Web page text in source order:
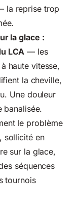
la reprise trop
la glace :
LCA — les
haute vitesse,
la cheville,
Une douleur
banalisée.
le problème
sollicité en
sur la glace,
séquences
tournois